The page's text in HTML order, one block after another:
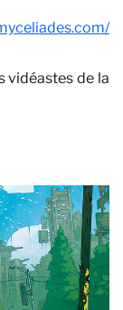
vidéastes de la